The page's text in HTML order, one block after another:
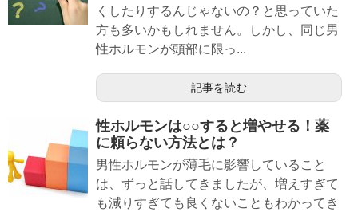
くしたりするんじゃないの？と思っていた
方も多いかもしれません。しかし、同じ男
性ホルモンが頭部に限っ...
記事を読む
性ホルモンは○○すると増やせる！薬
に頼らない方法とは？
男性ホルモンが薄毛に影響していること
は、ずっと話してきましたが、増えすぎて
も減りすぎても良くないこともわかってき